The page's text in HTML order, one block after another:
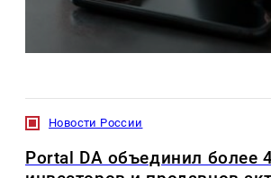
Новости России
Portal DA объединил более